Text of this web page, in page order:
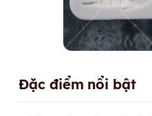
Đặc điểm nổi bật